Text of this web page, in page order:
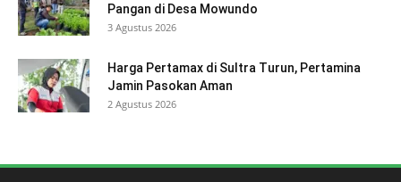
Pangan di Desa Mowundo
3 Agustus 2026
Harga Pertamax di Sultra Turun, Pertamina
Jamin Pasokan Aman
2 Agustus 2026